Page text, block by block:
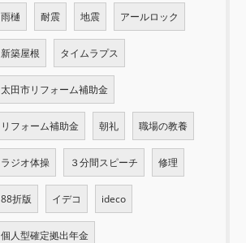
雨樋 耐震 地震 アールロック
新築屋根 タイムラプス
太田市リフォーム補助金
リフォーム補助金 朝礼 職場の教養
ラジオ体操 ３分間スピーチ 修理
88折版 イデコ ideco
個人型確定拠出年金